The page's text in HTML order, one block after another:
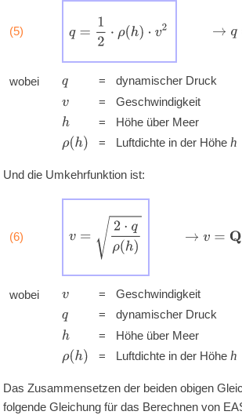
(5)
1 h) ⋅v
→q =
wobei q =
dynamischer Druck
v
=
Geschwindigkeit
h
=
Höhe über Meer
ρ(h) = Luftdichte in der Höhe h
Und die Umkehrfunktion ist:
(6)
qρ(h)
→v =QV ( q
wobei v =
Geschwindigkeit
q
=
dynamischer Druck
h
=
Höhe über Meer
ρ(h) = Luftdichte in der Höhe h
Das Zusammensetzen der beiden obigen
folgende Gleichung für das Berechnen von